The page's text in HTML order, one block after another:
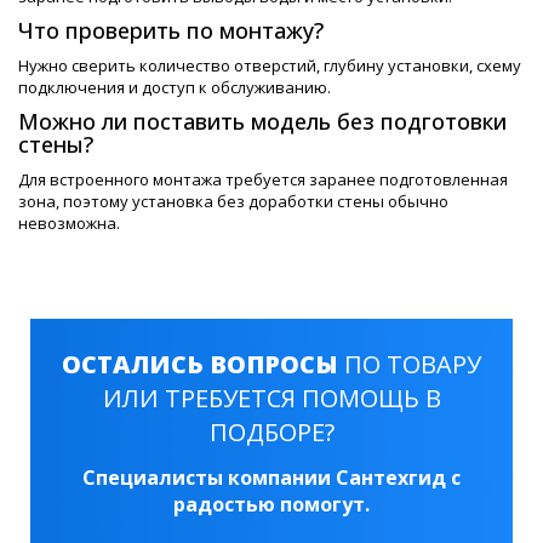
Что проверить по монтажу?
Нужно сверить количество отверстий, глубину установки, схему
подключения и доступ к обслуживанию.
Можно ли поставить модель без подготовки
стены?
Для встроенного монтажа требуется заранее подготовленная
зона, поэтому установка без доработки стены обычно
невозможна.
ОСТАЛИСЬ ВОПРОСЫ ПО ТОВАРУ
ИЛИ ТРЕБУЕТСЯ ПОМОЩЬ В
ПОДБОРЕ?
Специалисты компании Сантехгид с
радостью помогут.